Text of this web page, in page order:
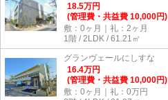
18.5万円
(管理費・共益費 10,000円)
敷：0ヶ月｜礼：2ヶ月
1階 / 2LDK / 61.21㎡
グランヴェールにしすな
16.4万円
(管理費・共益費 10,000円)
敷：0ヶ月｜礼：0万円